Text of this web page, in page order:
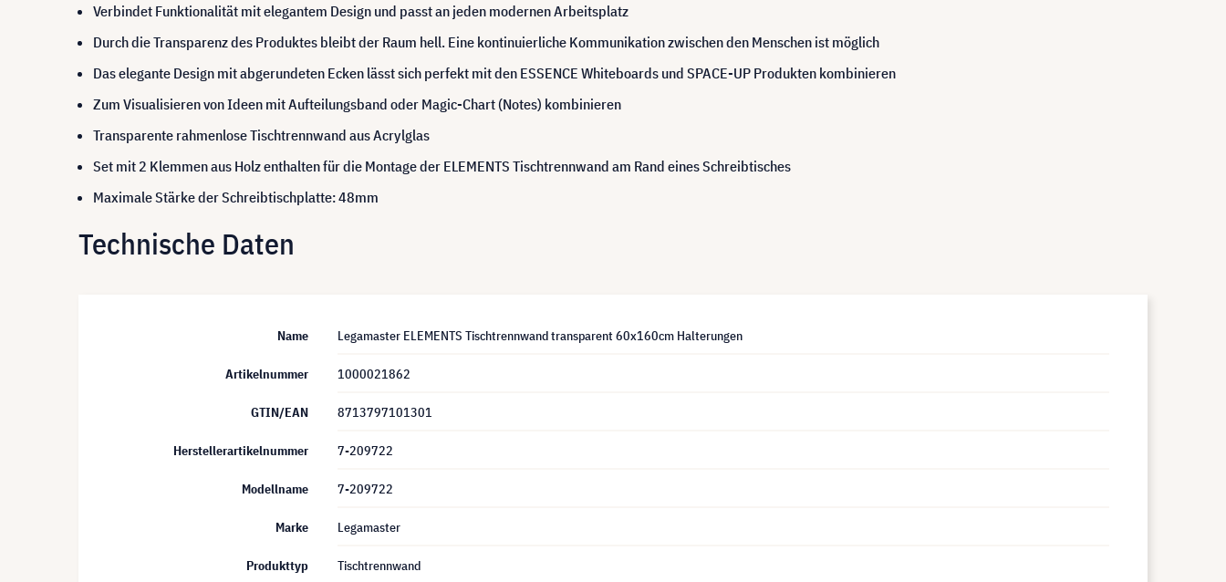
Verbindet Funktionalität mit elegantem Design und passt an jeden modernen Arbeitsplatz
Durch die Transparenz des Produktes bleibt der Raum hell. Eine kontinuierliche Kommunikation zwischen den Menschen ist möglich
Das elegante Design mit abgerundeten Ecken lässt sich perfekt mit den ESSENCE Whiteboards und SPACE-UP Produkten kombinieren
Zum Visualisieren von Ideen mit Aufteilungsband oder Magic-Chart (Notes) kombinieren
Transparente rahmenlose Tischtrennwand aus Acrylglas
Set mit 2 Klemmen aus Holz enthalten für die Montage der ELEMENTS Tischtrennwand am Rand eines Schreibtisches
Maximale Stärke der Schreibtischplatte: 48mm
Technische Daten
Name Legamaster ELEMENTS Tischtrennwand transparent 60x160cm Halterungen
Artikelnummer 1000021862
GTIN/EAN 8713797101301
Herstellerartikelnummer 7-209722
Modellname 7-209722
Marke Legamaster
Produkttyp Tischtrennwand